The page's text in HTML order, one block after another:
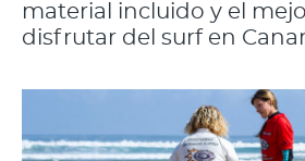
material incluido y el
disfrutar del surf en